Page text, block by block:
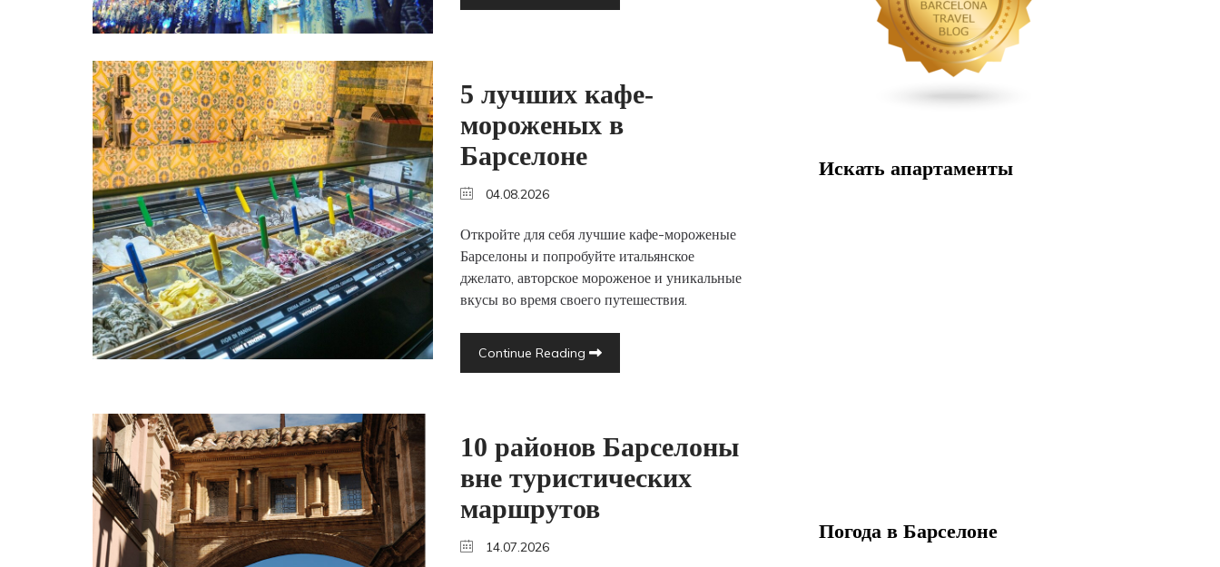
5 лучших кафе-
мороженых в
Барселоне
04.08.2026
Откройте для себя лучшие кафе-мороженые
Барселоны и попробуйте итальянское
джелато, авторское мороженое и уникальные
вкусы во время своего путешествия.
Continue Reading
10 районов Барселоны
вне туристических
маршрутов
14.07.2026
Искать апартаменты
Погода в Барселоне